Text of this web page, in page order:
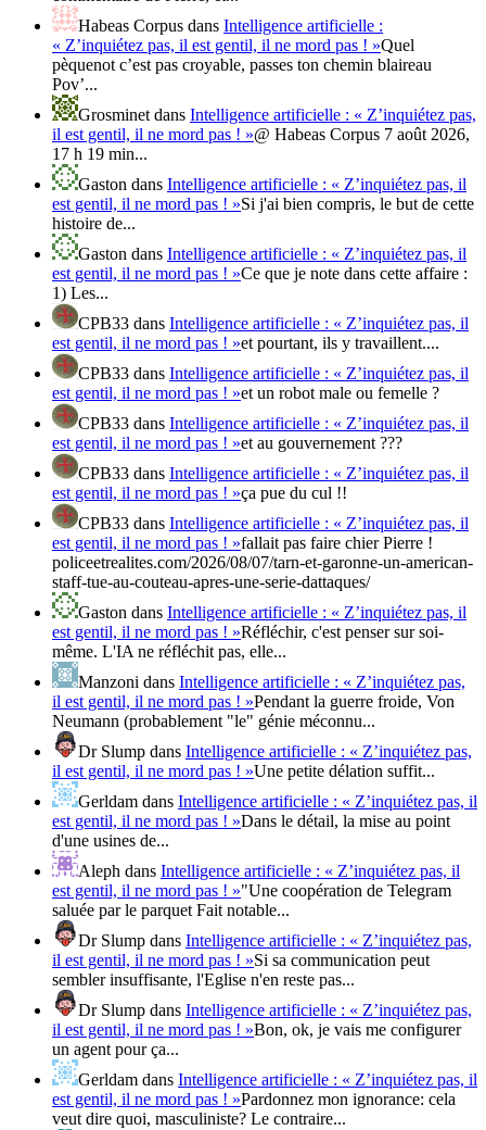
Habeas Corpus dans Intelligence artificielle :
« Z’inquiétez pas, il est gentil, il ne mord pas ! »Quel
pèquenot c’est pas croyable, passes ton chemin blaireau
Pov’...
Grosminet dans Intelligence artificielle : « Z’inquiétez pas,
il est gentil, il ne mord pas ! »@ Habeas Corpus 7 août 2026,
17 h 19 min...
Gaston dans Intelligence artificielle : « Z’inquiétez pas, il
est gentil, il ne mord pas ! »Si j'ai bien compris, le but de cette
histoire de...
Gaston dans Intelligence artificielle : « Z’inquiétez pas, il
est gentil, il ne mord pas ! »Ce que je note dans cette affaire :
1) Les...
CPB33 dans Intelligence artificielle : « Z’inquiétez pas, il
est gentil, il ne mord pas ! »et pourtant, ils y travaillent....
CPB33 dans Intelligence artificielle : « Z’inquiétez pas, il
est gentil, il ne mord pas ! »et un robot male ou femelle ?
CPB33 dans Intelligence artificielle : « Z’inquiétez pas, il
est gentil, il ne mord pas ! »et au gouvernement ???
CPB33 dans Intelligence artificielle : « Z’inquiétez pas, il
est gentil, il ne mord pas ! »ça pue du cul !!
CPB33 dans Intelligence artificielle : « Z’inquiétez pas, il
est gentil, il ne mord pas ! »fallait pas faire chier Pierre !
policeetrealites.com/2026/08/07/tarn-et-garonne-un-american-
staff-tue-au-couteau-apres-une-serie-dattaques/
Gaston dans Intelligence artificielle : « Z’inquiétez pas, il
est gentil, il ne mord pas ! »Réfléchir, c'est penser sur soi-
même. L'IA ne réfléchit pas, elle...
Manzoni dans Intelligence artificielle : « Z’inquiétez pas,
il est gentil, il ne mord pas ! »Pendant la guerre froide, Von
Neumann (probablement "le" génie méconnu...
Dr Slump dans Intelligence artificielle : « Z’inquiétez pas,
il est gentil, il ne mord pas ! »Une petite délation suffit...
Gerldam dans Intelligence artificielle : « Z’inquiétez pas, il
est gentil, il ne mord pas ! »Dans le détail, la mise au point
d'une usines de...
Aleph dans Intelligence artificielle : « Z’inquiétez pas, il
est gentil, il ne mord pas ! »"Une coopération de Telegram
saluée par le parquet Fait notable...
Dr Slump dans Intelligence artificielle : « Z’inquiétez pas,
il est gentil, il ne mord pas ! »Si sa communication peut
sembler insuffisante, l'Eglise n'en reste pas...
Dr Slump dans Intelligence artificielle : « Z’inquiétez pas,
il est gentil, il ne mord pas ! »Bon, ok, je vais me configurer
un agent pour ça...
Gerldam dans Intelligence artificielle : « Z’inquiétez pas, il
est gentil, il ne mord pas ! »Pardonnez mon ignorance: cela
veut dire quoi, masculiniste? Le contraire...